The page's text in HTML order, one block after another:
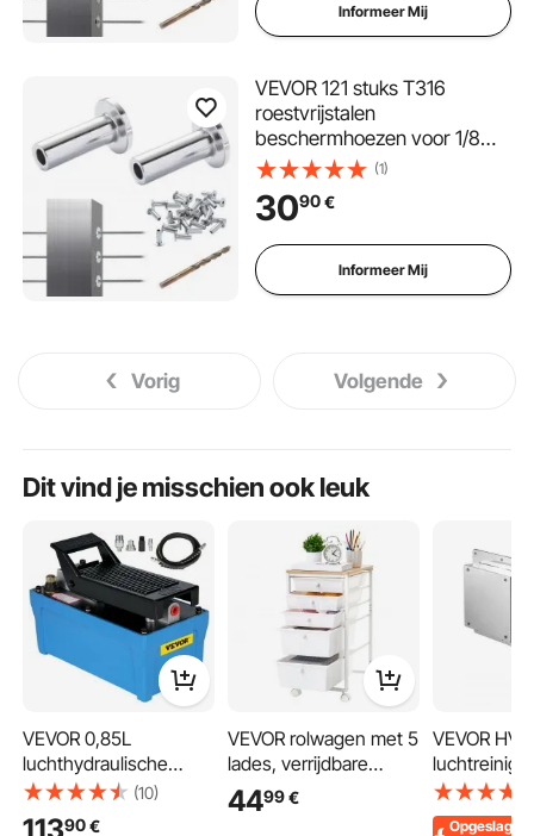
Informeer Mij
VEVOR 121 stuks T316
roestvrijstalen
beschermhoezen voor 1/8
inch staaldraadkabelleuning,
doe-het-zelf balustrade T316
maritieme kwaliteit, met een
gratis boor, zilver
(1)
3090€
Informeer Mij
Vorig Volgende
Dit vind je misschien ook leuk
VEVOR 0,85L
luchthydraulische
pomp, 8,04 kg
pneumatische
(10)
90€
VEVOR rolwagen met 5
lades, verrijdbare
container
400x330x635mm, wit,
4499€
VEVOR
hele huis,
UVC-licht in
Opgeslagen